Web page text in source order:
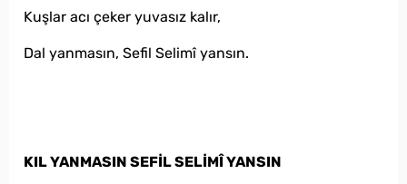
Kuşlar acı çeker yuvasız kalır,
Dal yanmasın, Sefil Selimî yansın.
KIL YANMASIN SEFİL SELİMÎ YANSIN